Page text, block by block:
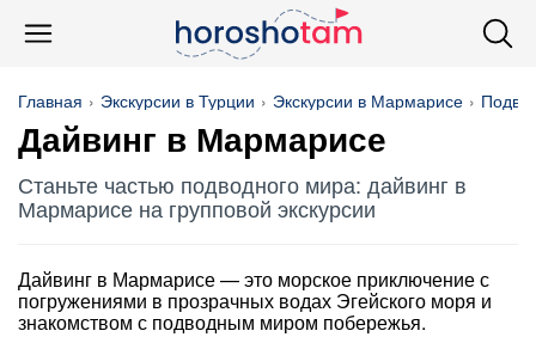
Главная Экскурсии в Турции Экскурсии в Мармарисе
Дайвинг в Мармарисе
Станьте частью подводного мира: дайвинг в
Мармарисе на групповой экскурсии
Дайвинг в Мармарисе — это морское приключение с
погружениями в прозрачных водах Эгейского моря и
знакомством с подводным миром побережья.